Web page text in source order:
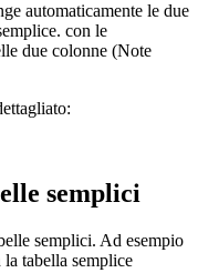
automaticamente le due
con le
due colonne (Note
semplici
semplici. Ad esempio
tabella semplice